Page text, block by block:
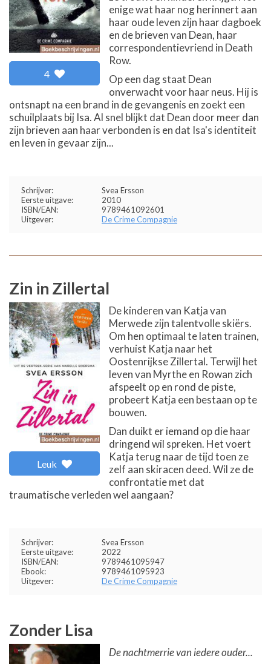
4
enige wat haar nog herinnert aan
haar oude leven zijn haar dagboek
en de brieven van Dean, haar
correspondentievriend in Death
Row.
Op een dag staat Dean
onverwacht voor haar neus. Hij is
ontsnapt na een brand in de gevangenis en zoekt een
schuilplaats bij Isa. Al snel blijkt dat Dean door meer dan
zijn brieven aan haar verbonden is en dat Isa's identiteit
en leven in gevaar zijn...
Schrijver:
Svea Ersson
Eerste uitgave:
2010
ISBN/EAN:
9789461092601
Uitgever:
De Crime Compagnie
Zin in Zillertal
Leuk
De kinderen van Katja van
Merwede zijn talentvolle skiërs.
Om hen optimaal te laten trainen,
verhuist Katja naar het
Oostenrijkse Zillertal. Terwijl het
leven van Myrthe en Rowan zich
afspeelt op en rond de piste,
probeert Katja een bestaan op te
bouwen.
Dan duikt er iemand op die haar
dringend wil spreken. Het voert
Katja terug naar de tijd toen ze
zelf aan skiracen deed. Wil ze de
confrontatie met dat
traumatische verleden wel aangaan?
Schrijver:
Svea Ersson
Eerste uitgave:
2022
ISBN/EAN:
9789461095947
Ebook:
9789461095923
Uitgever:
De Crime Compagnie
Zonder Lisa
De nachtmerrie van iedere ouder...